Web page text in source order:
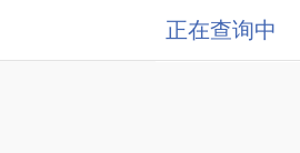
正在查询中